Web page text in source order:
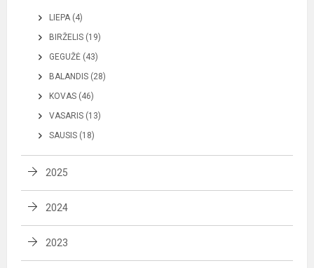
LIEPA (4)
BIRŽELIS (19)
GEGUŽĖ (43)
BALANDIS (28)
KOVAS (46)
VASARIS (13)
SAUSIS (18)
2025
2024
2023